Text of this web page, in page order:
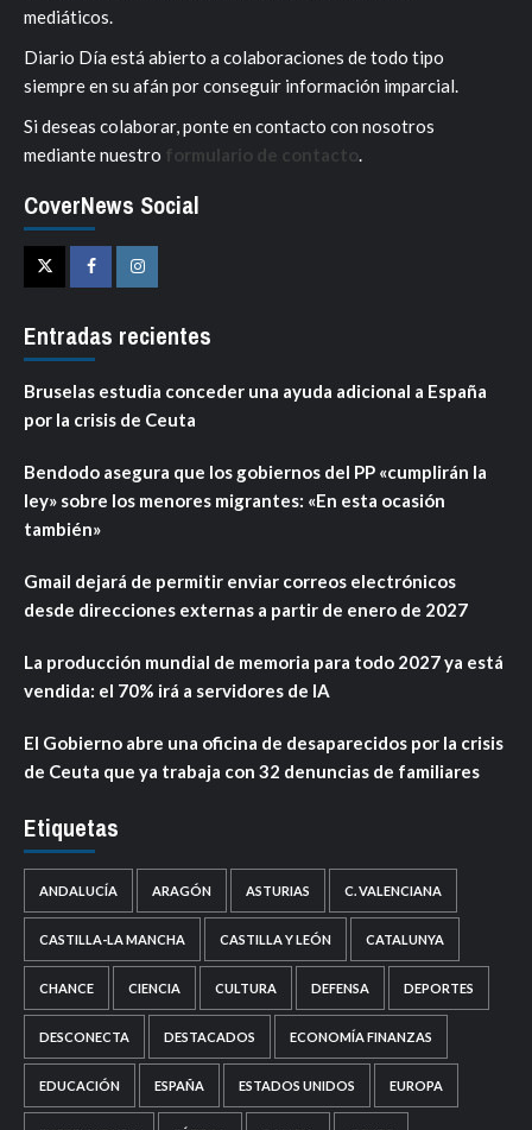
mediáticos.
Diario Día está abierto a colaboraciones de todo tipo
siempre en su afán por conseguir información imparcial.
Si deseas colaborar, ponte en contacto con nosotros
mediante nuestro formulario de contacto.
CoverNews Social
TwitterFacebookInstagram
Entradas recientes
Bruselas estudia conceder una ayuda adicional a España
por la crisis de Ceuta
Bendodo asegura que los gobiernos del PP «cumplirán la
ley» sobre los menores migrantes: «En esta ocasión
también»
Gmail dejará de permitir enviar correos electrónicos
desde direcciones externas a partir de enero de 2027
La producción mundial de memoria para todo 2027 ya está
vendida: el 70% irá a servidores de IA
El Gobierno abre una oficina de desaparecidos por la crisis
de Ceuta que ya trabaja con 32 denuncias de familiares
Etiquetas
ANDALUCÍA ARAGÓN ASTURIAS C. VALENCIANA
CASTILLA-LA MANCHA CASTILLA Y LEÓN CATALUNYA
CHANCE CIENCIA CULTURA DEFENSA DEPORTES
DESCONECTA DESTACADOS ECONOMÍA FINANZAS
EDUCACIÓN ESPAÑA ESTADOS UNIDOS EUROPA